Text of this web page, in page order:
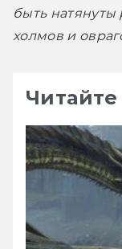
быть натянуты
холмов и